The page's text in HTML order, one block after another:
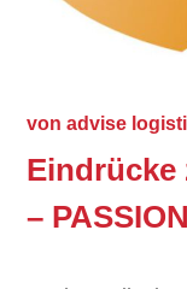
vonadvise
Eindrücke
–